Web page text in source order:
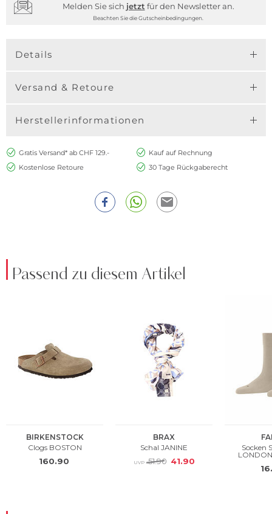
Melden Sie sich jetzt für den Newsletter an.
Beachten Sie die Gutscheinbedingungen.
Details
Versand & Retoure
Herstellerinformationen
Gratis Versand* ab CHF 129.-
Kauf auf Rechnung
Kostenlose Retoure
30 Tage Rückgaberecht
Passend zu diesem Artikel